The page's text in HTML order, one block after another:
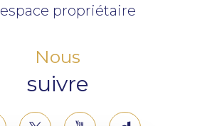
espace propriétaire
Nous
suivre